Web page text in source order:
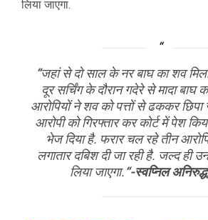
लिया जाएगा.
“जहां से दो साल के नर बाघ का शव
दूर सर्चिंग के दौरान गदेरे से मादा बाघ
आरोपियों ने शव को पत्तों से ढककर
आरोपी को गिरफ्तार कर कोर्ट में पेश
भेज दिया है. फरार चल रहे तीन
लगातार दबिश दी जा रही है. जल्द ही
लिया जाएगा.“-स्वप्निल